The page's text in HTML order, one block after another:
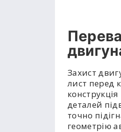
Захист
лист перед
деталей
точно
геометрію